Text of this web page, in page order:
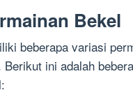
Bekel
beberapa variasi
ini adalah